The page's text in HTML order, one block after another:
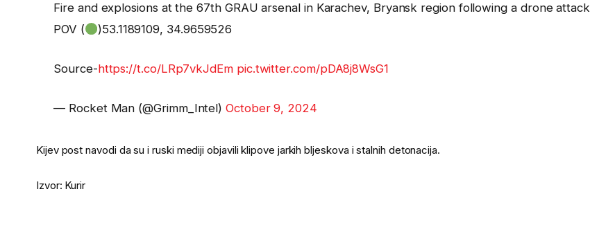
Fire and explosions at the 67th GRAU arsenal in Karachev, Bryansk region following a drone attack
POV (
)53.1189109, 34.9659526
Source-https://t.co/LRp7vkJdEm pic.twitter.com/pDA8j8WsG1
— Rocket Man (@Grimm_Intel)October 9, 2024
Kijev post navodi da su i ruski mediji objavili klipove jarkih bljeskova i stalnih detonacija.
Izvor: Kurir